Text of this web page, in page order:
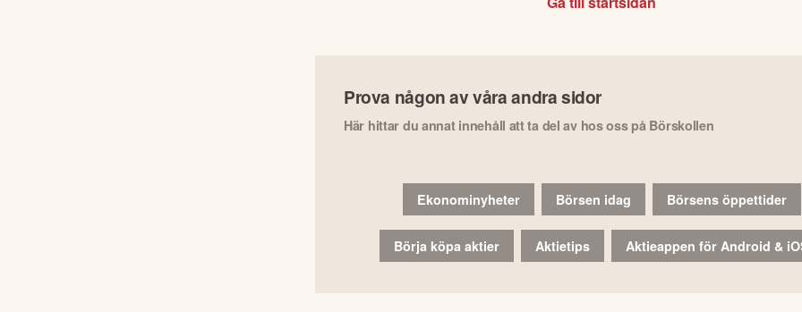
Prova någon av våra andra sidor
Här hittar du annat innehåll att ta del av hos oss på Börskollen
Ekonominyheter Börsen idag Börsens öppettider
Börja köpa aktier Aktietips Aktieappen för Android &